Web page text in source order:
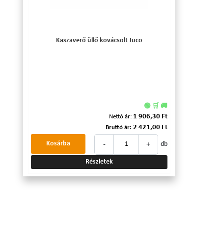
Kaszaverő üllő kovácsolt Juco
🟢 🛒 🚚
Nettó ár: 1 906,30 Ft
Bruttó ár: 2 421,00 Ft
- + db
Kosárba
Részletek